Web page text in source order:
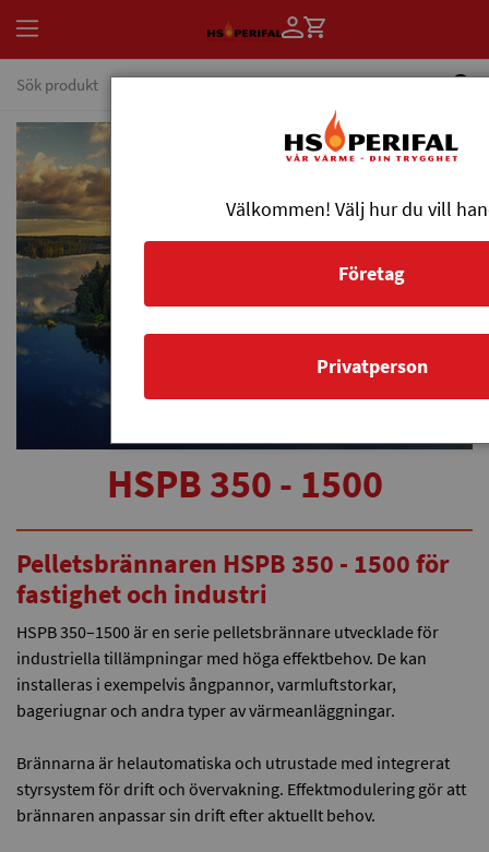
HSPB 350 - 1500
Pelletsbrännaren HSPB 350 - 1500 för
fastighet och industri
HSPB 350–1500 är en serie pelletsbrännare utvecklade för
industriella tillämpningar med höga effektbehov. De kan
installeras i exempelvis ångpannor, varmluftstorkar,
bageriugnar och andra typer av värmeanläggningar.
Brännarna är helautomatiska och utrustade med integrerat
styrsystem för drift och övervakning. Effektmodulering gör att
brännaren anpassar sin drift efter aktuellt behov.
Välkommen! Välj hur du vill
Företag
Privatperson